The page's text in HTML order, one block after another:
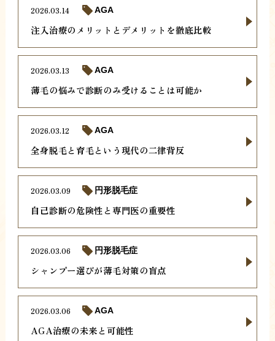
注入治療のメリットとデメリットを徹底比較
2026.03.14 AGA
薄毛の悩みで診断のみ受けることは可能か
2026.03.13 AGA
全身脱毛と育毛という現代の二律背反
2026.03.12 AGA
自己診断の危険性と専門医の重要性
2026.03.09 円形脱毛症
シャンプー選びが薄毛対策の盲点
2026.03.06 円形脱毛症
AGA治療の未来と可能性
2026.03.06 AGA